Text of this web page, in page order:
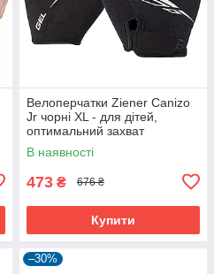
Велоперчатки Ziener Canizo
Jr чорні XL - для дітей,
оптимальний захват
В наявності
473 ₴ 676 ₴
Купити
–30%